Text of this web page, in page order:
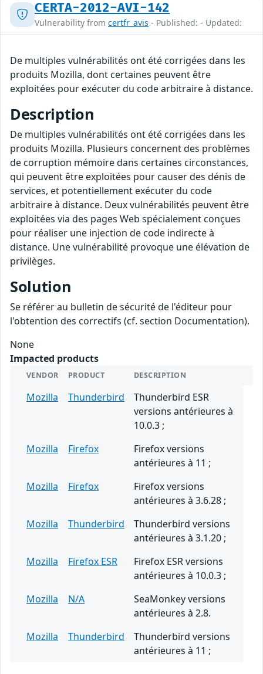
CERTA-2012-AVI-142
Vulnerability from certfr_avis - Published: - Updated:
De multiples vulnérabilités ont été corrigées dans les
produits Mozilla, dont certaines peuvent être
exploitées pour exécuter du code arbitraire à distance.
Description
De multiples vulnérabilités ont été corrigées dans les
produits Mozilla. Plusieurs concernent des problèmes
de corruption mémoire dans certaines circonstances,
qui peuvent être exploitées pour causer des dénis de
services, et potentiellement exécuter du code
arbitraire à distance. Deux vulnérabilités peuvent être
exploitées via des pages Web spécialement conçues
pour réaliser une injection de code indirecte à
distance. Une vulnérabilité provoque une élévation de
privilèges.
Solution
Se référer au bulletin de sécurité de l'éditeur pour
l'obtention des correctifs (cf. section Documentation).
None
Impacted products
VENDOR PRODUCT DESCRIPTION
Mozilla Thunderbird
Thunderbird ESR
versions antérieures à
10.0.3 ;
Mozilla
Firefox
Firefox versions
antérieures à 11 ;
Mozilla
Firefox
Firefox versions
antérieures à 3.6.28 ;
Mozilla
Thunderbird
Thunderbird versions
antérieures à 3.1.20 ;
Mozilla
Firefox ESR
Firefox ESR versions
antérieures à 10.0.3 ;
Mozilla
N/A
SeaMonkey versions
antérieures à 2.8.
Mozilla
Thunderbird
Thunderbird versions
antérieures à 11 ;